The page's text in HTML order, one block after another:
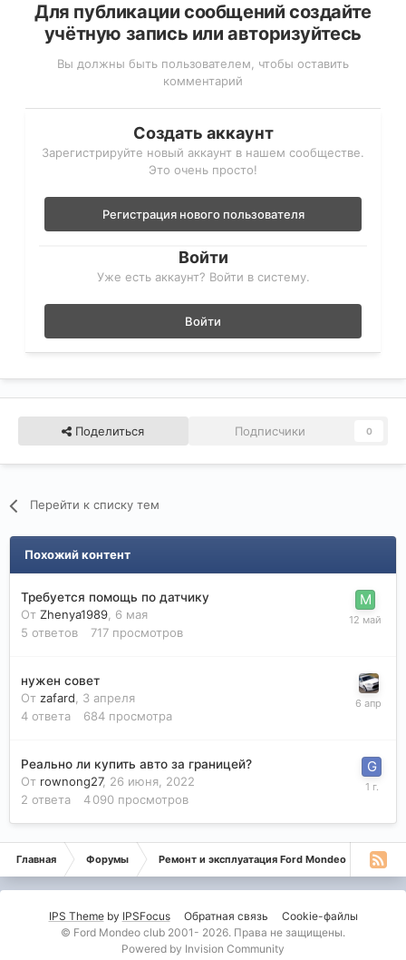
Для публикации сообщений создайте
учётную запись или авторизуйтесь
Вы должны быть пользователем, чтобы оставить
комментарий
Создать аккаунт
Зарегистрируйте новый аккаунт в нашем сообществе.
Это очень просто!
Регистрация нового пользователя
Войти
Уже есть аккаунт? Войти в систему.
Войти
Поделиться Подписчики 0
Перейти к списку тем
Похожий контент
Требуется помощь по датчику
От Zhenya1989, 6 мая
5 ответов 717 просмотров
нужен совет
От zafard, 3 апреля
4 ответа 684 просмотра
Реально ли купить авто за границей?
От rownong27, 26 июня, 2022
2 ответа 4 090 просмотров
Главная Форумы Ремонт и эксплуатация Ford Mondeo
IPS Themeby IPSFocus Обратная связь
Cookie-файлы
© Ford Mondeo club 2001- 2026. Права не защищены.
Powered by Invision Community